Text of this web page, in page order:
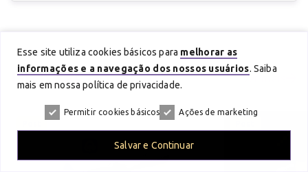
Últimas doBlog Ver mais
Esse site utiliza cookies básicos para melhorar as
informações e a navegação dos nossos usuários. Saiba
mais em nossa política de privacidade.
Permitir cookies básicos Ações de marketing
Salvar e Continuar